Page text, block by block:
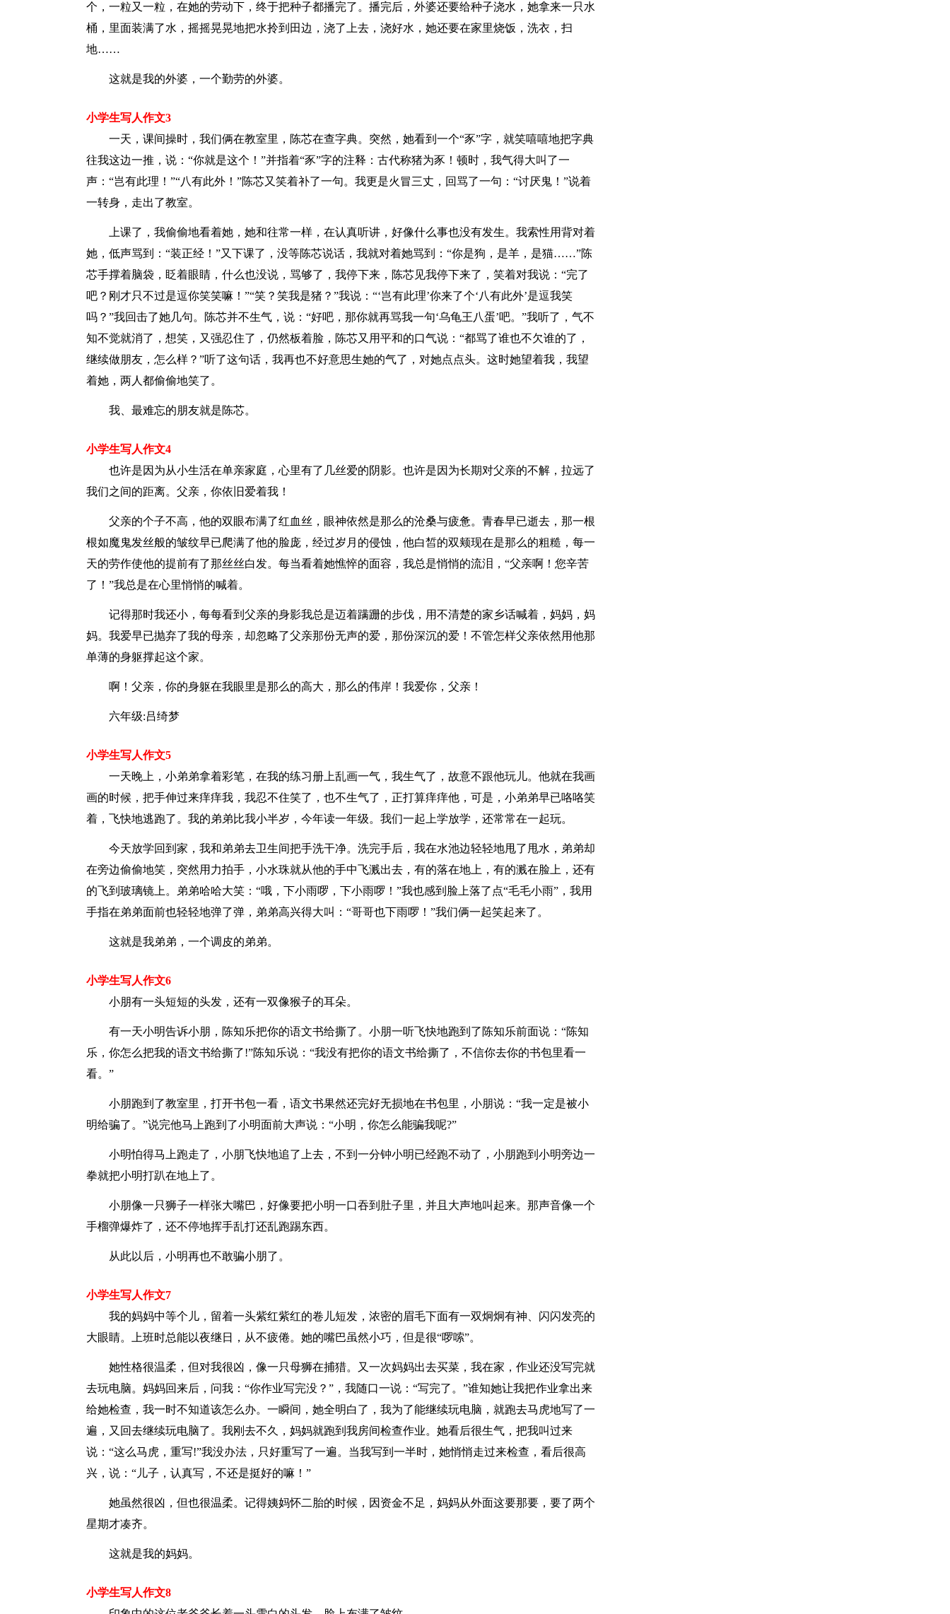
个，一粒又一粒，在她的劳动下，终于把种子都播完了。播完后，外婆还要给种子浇水，她拿来一只水
桶，里面装满了水，摇摇晃晃地把水拎到田边，浇了上去，浇好水，她还要在家里烧饭，洗衣，扫
地……
这就是我的外婆，一个勤劳的外婆。
小学生写人作文3
一天，课间操时，我们俩在教室里，陈芯在查字典。突然，她看到一个“豕”字，就笑嘻嘻地把字典
往我这边一推，说：“你就是这个！”并指着“豕”字的注释：古代称猪为豕！顿时，我气得大叫了一
声：“岂有此理！”“八有此外！”陈芯又笑着补了一句。我更是火冒三丈，回骂了一句：“讨厌鬼！”说着
一转身，走出了教室。
上课了，我偷偷地看着她，她和往常一样，在认真听讲，好像什么事也没有发生。我索性用背对着
她，低声骂到：“装正经！”又下课了，没等陈芯说话，我就对着她骂到：“你是狗，是羊，是猫……”陈
芯手撑着脑袋，眨着眼睛，什么也没说，骂够了，我停下来，陈芯见我停下来了，笑着对我说：“完了
吧？刚才只不过是逗你笑笑嘛！”“笑？笑我是猪？”我说：“‘岂有此理’你来了个‘八有此外’是逗我笑
吗？”我回击了她几句。陈芯并不生气，说：“好吧，那你就再骂我一句‘乌龟王八蛋’吧。”我听了，气不
知不觉就消了，想笑，又强忍住了，仍然板着脸，陈芯又用平和的口气说：“都骂了谁也不欠谁的了，
继续做朋友，怎么样？”听了这句话，我再也不好意思生她的气了，对她点点头。这时她望着我，我望
着她，两人都偷偷地笑了。
我、最难忘的朋友就是陈芯。
小学生写人作文4
也许是因为从小生活在单亲家庭，心里有了几丝爱的阴影。也许是因为长期对父亲的不解，拉远了
我们之间的距离。父亲，你依旧爱着我！
父亲的个子不高，他的双眼布满了红血丝，眼神依然是那么的沧桑与疲惫。青春早已逝去，那一根
根如魔鬼发丝般的皱纹早已爬满了他的脸庞，经过岁月的侵蚀，他白皙的双颊现在是那么的粗糙，每一
天的劳作使他的提前有了那丝丝白发。每当看着她憔悴的面容，我总是悄悄的流泪，“父亲啊！您辛苦
了！”我总是在心里悄悄的喊着。
记得那时我还小，每每看到父亲的身影我总是迈着蹒跚的步伐，用不清楚的家乡话喊着，妈妈，妈
妈。我爱早已抛弃了我的母亲，却忽略了父亲那份无声的爱，那份深沉的爱！不管怎样父亲依然用他那
单薄的身躯撑起这个家。
啊！父亲，你的身躯在我眼里是那么的高大，那么的伟岸！我爱你，父亲！
六年级:吕绮梦
小学生写人作文5
一天晚上，小弟弟拿着彩笔，在我的练习册上乱画一气，我生气了，故意不跟他玩儿。他就在我画
画的时候，把手伸过来痒痒我，我忍不住笑了，也不生气了，正打算痒痒他，可是，小弟弟早已咯咯笑
着，飞快地逃跑了。我的弟弟比我小半岁，今年读一年级。我们一起上学放学，还常常在一起玩。
今天放学回到家，我和弟弟去卫生间把手洗干净。洗完手后，我在水池边轻轻地甩了甩水，弟弟却
在旁边偷偷地笑，突然用力拍手，小水珠就从他的手中飞溅出去，有的落在地上，有的溅在脸上，还有
的飞到玻璃镜上。弟弟哈哈大笑：“哦，下小雨啰，下小雨啰！”我也感到脸上落了点“毛毛小雨”，我用
手指在弟弟面前也轻轻地弹了弹，弟弟高兴得大叫：“哥哥也下雨啰！”我们俩一起笑起来了。
这就是我弟弟，一个调皮的弟弟。
小学生写人作文6
小朋有一头短短的头发，还有一双像猴子的耳朵。
有一天小明告诉小朋，陈知乐把你的语文书给撕了。小朋一听飞快地跑到了陈知乐前面说：“陈知
乐，你怎么把我的语文书给撕了!”陈知乐说：“我没有把你的语文书给撕了，不信你去你的书包里看一
看。”
小朋跑到了教室里，打开书包一看，语文书果然还完好无损地在书包里，小朋说：“我一定是被小
明给骗了。”说完他马上跑到了小明面前大声说：“小明，你怎么能骗我呢?”
小明怕得马上跑走了，小朋飞快地追了上去，不到一分钟小明已经跑不动了，小朋跑到小明旁边一
拳就把小明打趴在地上了。
小朋像一只狮子一样张大嘴巴，好像要把小明一口吞到肚子里，并且大声地叫起来。那声音像一个
手榴弹爆炸了，还不停地挥手乱打还乱跑踢东西。
从此以后，小明再也不敢骗小朋了。
小学生写人作文7
我的妈妈中等个儿，留着一头紫红紫红的卷儿短发，浓密的眉毛下面有一双炯炯有神、闪闪发亮的
大眼睛。上班时总能以夜继日，从不疲倦。她的嘴巴虽然小巧，但是很“啰嗦”。
她性格很温柔，但对我很凶，像一只母狮在捕猎。又一次妈妈出去买菜，我在家，作业还没写完就
去玩电脑。妈妈回来后，问我：“你作业写完没？”，我随口一说：“写完了。”谁知她让我把作业拿出来
给她检查，我一时不知道该怎么办。一瞬间，她全明白了，我为了能继续玩电脑，就跑去马虎地写了一
遍，又回去继续玩电脑了。我刚去不久，妈妈就跑到我房间检查作业。她看后很生气，把我叫过来
说：“这么马虎，重写!”我没办法，只好重写了一遍。当我写到一半时，她悄悄走过来检查，看后很高
兴，说：“儿子，认真写，不还是挺好的嘛！”
她虽然很凶，但也很温柔。记得姨妈怀二胎的时候，因资金不足，妈妈从外面这要那要，要了两个
星期才凑齐。
这就是我的妈妈。
小学生写人作文8